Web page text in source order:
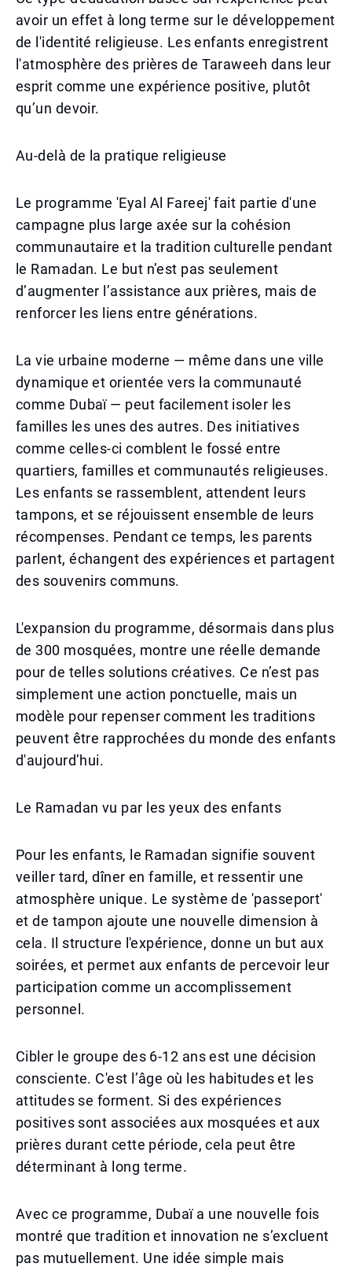
avoir un effet à long terme sur le développement
de l'identité religieuse. Les enfants enregistrent
l'atmosphère des prières de Taraweeh dans leur
esprit comme une expérience positive, plutôt
qu’un devoir.
Au-delà de la pratique religieuse
Le programme 'Eyal Al Fareej' fait partie d'une
campagne plus large axée sur la cohésion
communautaire et la tradition culturelle pendant
le Ramadan. Le but n’est pas seulement
d’augmenter l’assistance aux prières, mais de
renforcer les liens entre générations.
La vie urbaine moderne — même dans une ville
dynamique et orientée vers la communauté
comme Dubaï — peut facilement isoler les
familles les unes des autres. Des initiatives
comme celles-ci comblent le fossé entre
quartiers, familles et communautés religieuses.
Les enfants se rassemblent, attendent leurs
tampons, et se réjouissent ensemble de leurs
récompenses. Pendant ce temps, les parents
parlent, échangent des expériences et partagent
des souvenirs communs.
L'expansion du programme, désormais dans plus
de 300 mosquées, montre une réelle demande
pour de telles solutions créatives. Ce n’est pas
simplement une action ponctuelle, mais un
modèle pour repenser comment les traditions
peuvent être rapprochées du monde des enfants
d'aujourd’hui.
Le Ramadan vu par les yeux des enfants
Pour les enfants, le Ramadan signifie souvent
veiller tard, dîner en famille, et ressentir une
atmosphère unique. Le système de 'passeport'
et de tampon ajoute une nouvelle dimension à
cela. Il structure l'expérience, donne un but aux
soirées, et permet aux enfants de percevoir leur
participation comme un accomplissement
personnel.
Cibler le groupe des 6-12 ans est une décision
consciente. C'est l’âge où les habitudes et les
attitudes se forment. Si des expériences
positives sont associées aux mosquées et aux
prières durant cette période, cela peut être
déterminant à long terme.
Avec ce programme, Dubaï a une nouvelle fois
montré que tradition et innovation ne s’excluent
pas mutuellement. Une idée simple mais